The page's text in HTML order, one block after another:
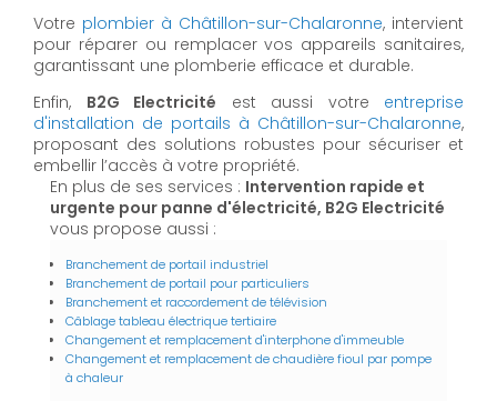
Votre plombier à Châtillon-sur-Chalaronne, intervient
pour réparer ou remplacer vos appareils sanitaires,
garantissant une plomberie efficace et durable.
Enfin, B2G Electricité est aussi votre entreprise
d'installation de portails à Châtillon-sur-Chalaronne,
proposant des solutions robustes pour sécuriser et
embellir l’accès à votre propriété.
En plus de ses services : Intervention rapide et
urgente pour panne d'électricité, B2G Electricité
vous propose aussi :
Branchement de portail industriel
Branchement de portail pour particuliers
Branchement et raccordement de télévision
Câblage tableau électrique tertiaire
Changement et remplacement d'interphone d'immeuble
Changement et remplacement de chaudière fioul par pompe
à chaleur